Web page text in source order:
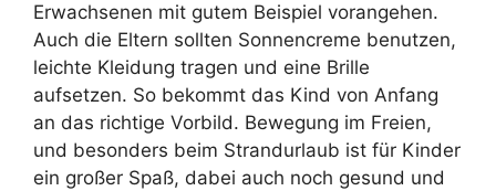
Erwachsenen mit gutem Beispiel vorangehen.
Auch die Eltern sollten Sonnencreme benutzen,
leichte Kleidung tragen und eine Brille
aufsetzen. So bekommt das Kind von Anfang
an das richtige Vorbild. Bewegung im Freien,
und besonders beim Strandurlaub ist für Kinder
ein großer Spaß, dabei auch noch gesund und